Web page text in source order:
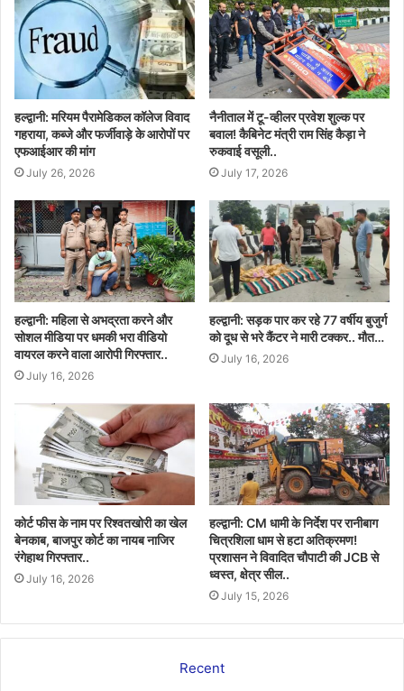
हल्द्वानी: मरियम पैरामेडिकल कॉलेज विवाद
गहराया, कब्जे और फर्जीवाड़े के आरोपों पर
एफआईआर की मांग
July 26, 2026
नैनीताल में टू-व्हीलर प्रवेश शुल्क पर
बवाल! कैबिनेट मंत्री राम सिंह कैड़ा ने
रुकवाई वसूली..
July 17, 2026
हल्द्वानी: महिला से अभद्रता करने और
सोशल मीडिया पर धमकी भरा वीडियो
वायरल करने वाला आरोपी गिरफ्तार..
July 16, 2026
हल्द्वानी: सड़क पार कर रहे 77 वर्षीय बुजुर्ग
को दूध से भरे कैंटर ने मारी टक्कर.. मौत…
July 16, 2026
कोर्ट फीस के नाम पर रिश्वतखोरी का खेल
बेनकाब, बाजपुर कोर्ट का नायब नाजिर
रंगेहाथ गिरफ्तार..
July 16, 2026
हल्द्वानी: CM धामी के निर्देश पर रानीबाग
चित्रशिला धाम से हटा अतिक्रमण!
प्रशासन ने विवादित चौपाटी की JCB से
ध्वस्त, क्षेत्र सील..
July 15, 2026
Recent